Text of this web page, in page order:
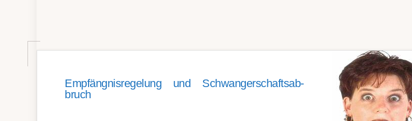
Empfängnis­re­gel­ung und Schwan­ger­schafts­ab­
bruch